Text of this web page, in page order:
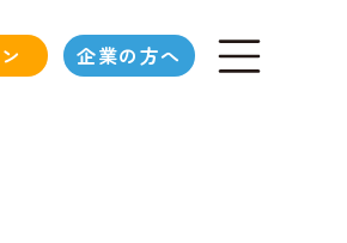
企業の方へ